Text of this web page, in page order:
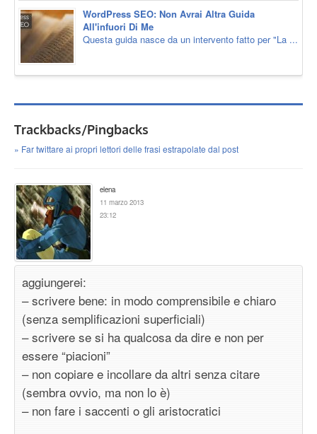
WordPress SEO: Non Avrai Altra Guida
All'infuori Di Me
Questa guida nasce da un intervento fatto per "La ...
Trackbacks/Pingbacks
» Far twittare ai propri lettori delle frasi estrapolate dal post
elena
11 marzo 2013
23:12
aggiungerei:
– scrivere bene: in modo comprensibile e chiaro
(senza semplificazioni superficiali)
– scrivere se si ha qualcosa da dire e non per
essere “piacioni”
– non copiare e incollare da altri senza citare
(sembra ovvio, ma non lo è)
– non fare i saccenti o gli aristocratici